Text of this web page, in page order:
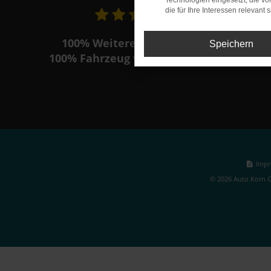
100%Weiterempfehlungen
100%Fahrzeug wie beschrieben
© 2026 Auto Korn
die für Ihre Interessen relevant
Speichern